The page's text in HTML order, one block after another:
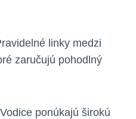
linky medzi
zaručujú pohodlný
ponúkajú širokú